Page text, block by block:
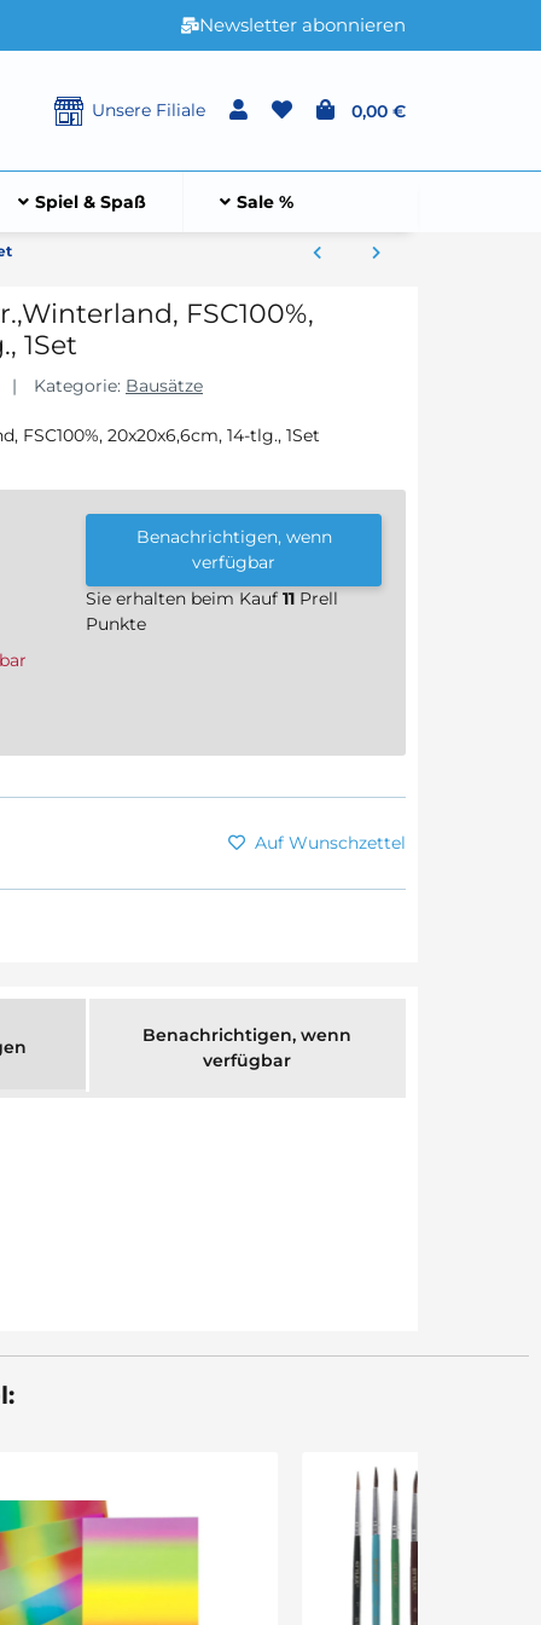
Newsletter abonnieren
Unsere Filiale 0,00 €
Spiel & Spaß Sale %
FSC100%,
1Set
Kategorie: Bausätze
FSC100%, 20x20x6,6cm, 14-tlg., 1Set
Benachrichtigen, wenn
verfügbar
Sie erhalten beim Kauf 11 Prell
Punkte
Auf Wunschzettel
Benachrichtigen, wenn
verfügbar